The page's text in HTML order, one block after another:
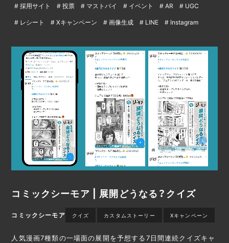
採用サイト
投票 マストバイ イベント AR
UGC
レシート
Xキャンペーン 画像生成 LINE Instagram
コミックシーモア | 展開どうなる？クイズ
コミックシーモア クイズ カスタムストーリー Xキャンペーン
人気漫画7種類の一場面の展開を予想する7日間連続クイズキャ